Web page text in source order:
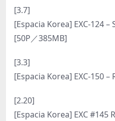
[3.7]
[Espacia Korea] EXC-124
[50P／385MB]
[3.3]
[Espacia Korea] EXC-150 –
[2.20]
[Espacia Korea] EXC #145